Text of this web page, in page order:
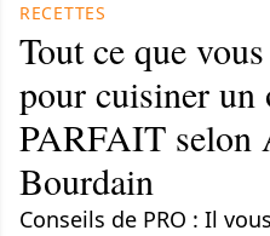
RECETTES
Tout ce que
pour cuisiner
PARFAIT selon
Bourdain
Conseils de PRO : Il